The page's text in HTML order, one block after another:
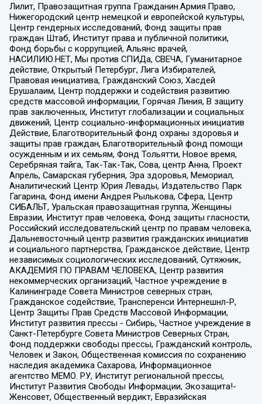
Лилит, Правозащитная группа Гражданин.Армия.Право,
Нижегородский центр немецкой и европейской культуры,
Центр гендерных исследований, Фонд защиты прав
граждан Штаб, Институт права и публичной политики,
Фонд борьбы с коррупцией, Альянс врачей,
НАСИЛИЮ.НЕТ, Мы против СПИДа, СВЕЧА, Гуманитарное
действие, Открытый Петербург, Лига Избирателей,
Правовая инициатива, Гражданский Союз, Хасдей
Ерушалаим, Центр поддержки и содействия развитию
средств массовой информации, Горячая Линия, В защиту
прав заключенных, Институт глобализации и социальных
движений, Центр социально-информационных инициатив
Действие, Благотворительный фонд охраны здоровья и
защиты прав граждан, Благотворительный фонд помощи
осужденным и их семьям, Фонд Тольятти, Новое время,
Серебряная тайга, Так-Так-Так, Сова, центр Анна, Проект
Апрель, Самарская губерния, Эра здоровья, Мемориал,
Аналитический Центр Юрия Левады, Издательство Парк
Гагарина, Фонд имени Андрея Рылькова, Сфера, Центр
СИБАЛЬТ, Уральская правозащитная группа, Женщины
Евразии, Институт прав человека, Фонд защиты гласности,
Российский исследовательский центр по правам человека,
Дальневосточный центр развития гражданских инициатив
и социального партнерства, Гражданское действие, Центр
независимых социологических исследований, Сутяжник,
АКАДЕМИЯ ПО ПРАВАМ ЧЕЛОВЕКА, Центр развития
некоммерческих организаций, Частное учреждение в
Калининграде Совета Министров северных стран,
Гражданское содействие, Трансперенси Интернешнл-Р,
Центр Защиты Прав Средств Массовой Информации,
Институт развития прессы - Сибирь, Частное учреждение в
Санкт-Петербурге Совета Министров Северных Стран,
Фонд поддержки свободы прессы, Гражданский контроль,
Человек и Закон, Общественная комиссия по сохранению
наследия академика Сахарова, Информационное
агентство МЕМО. РУ, Институт региональной прессы,
Институт Развития Свободы Информации, Экозащита!-
Женсовет, Общественный вердикт, Евразийская